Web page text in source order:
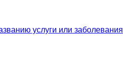
услуги или заболевания